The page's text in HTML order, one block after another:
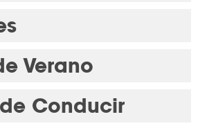
Verano
Conducir